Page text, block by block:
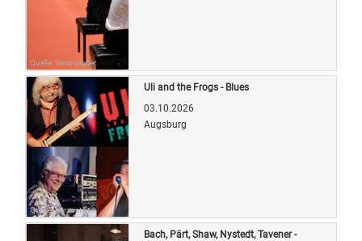
Quelle: Veranstalter
Quelle: Veranstalter
Uli and the Frogs - Blues
03.10.2026
Augsburg
Bach, Pärt, Shaw, Nystedt, Tavener -